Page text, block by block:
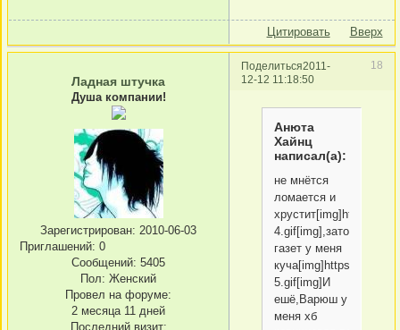
Цитировать Вверх
Поделиться 18
2011-
12-12 11:18:50
Ладная штучка
Душа компании!
Зарегистрирован: 2010-06-03
Приглашений: 0
Сообщений: 5405
Пол: Женский
Провел на форуме:
2 месяца 11 дней
Последний визит:
Анюта
Хайнц
написал(а):
не мнётся
ломается и
хрустит[img]https://
4.gif[img],зато
газет у меня
куча[img]https://
5.gif[img]И
ешё,Варюш у
меня хб